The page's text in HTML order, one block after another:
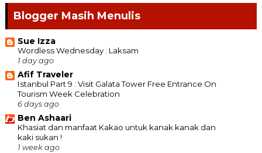
Blogger Masih Menulis
Sue Izza
Wordless Wednesday : Laksam
1 day ago
Afif Traveler
Istanbul Part 9 : Visit Galata Tower Free Entrance On
Tourism Week Celebration
6 days ago
Ben Ashaari
Khasiat dan manfaat Kakao untuk kanak kanak dan
kaki sukan !
1 week ago